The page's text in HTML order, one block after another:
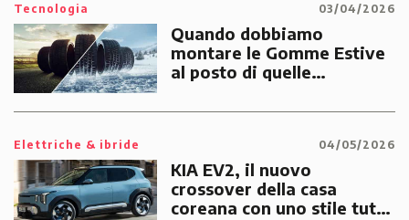
Tecnologia 03/04/2026
Quando dobbiamo
montare le Gomme Estive
al posto di quelle
Elettriche & ibride 04/05/2026
KIA EV2, il nuovo
crossover della casa
coreana con uno stile tutto